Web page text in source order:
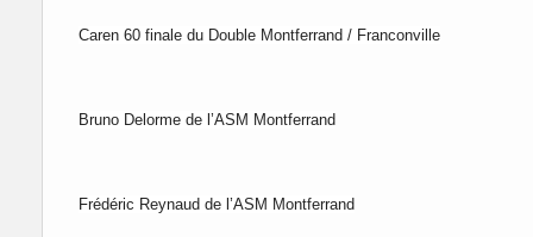
Caren 60 finale du Double Montferrand / Franconville
Bruno Delorme de l’ASM Montferrand
Frédéric Reynaud de l’ASM Montferrand